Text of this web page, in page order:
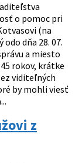
o pomoc pri
(na
dňa 28. 07.
a miesto
rokov, krátke
viditeľných
by mohli viesť
z